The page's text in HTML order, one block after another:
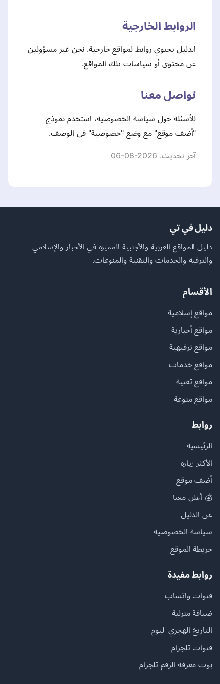
الروابط الخارجية
الدليل يحتوي روابط لمواقع خارجية. نحن غير مسؤولين
عن محتوى أو سياسات تلك المواقع.
تواصل معنا
للأسئلة حول سياسة الخصوصية، استخدم نموذج
"أضف موقع" مع وضع "خصوصية" في الوصف.
آخر تحديث: 2026-08-06
دليل في تي
دليل المواقع العربية والأجنبية المميزة في الأخبار والإسلامي
والترفيه والخدمات والتقنية والمنوعات.
الأقسام
مواقع إسلامية
مواقع أخبارية
مواقع ترفيهية
مواقع خدمات
مواقع تقنية
مواقع منوعة
روابط
الرئيسية
الأكثر زيارة
أضف موقع
💰 أعلن معنا
عن الدليل
سياسة الخصوصية
خريطة الموقع
روابط مفيدة
قنوات واتساب
ضيافة منزلية
التاريخ الهجري اليوم
قنوات تلجرام
بوت معرفة الرقم تلجرام